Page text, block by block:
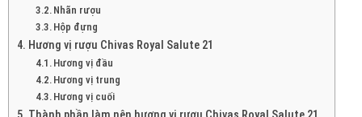
Nhãn rượu
Hộp đựng
Hương vị rượu Chivas Royal Salute 21
Hương vị đầu
Hương vị trung
Hương vị cuối